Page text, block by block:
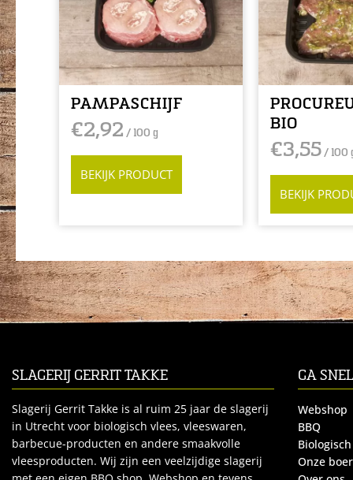
PAMPASCHIJF
€2,92 / 100 g
BEKIJK PRODUCT
BIO
€3,55/ 100
BEKIJK
SLAGERIJ GERRIT TAKKE
Slagerij Gerrit Takke is al ruim 25 jaar de slagerij
in Utrecht voor biologisch vlees, vleeswaren,
barbecue-producten en andere smaakvolle
vleesproducten. Wij zijn een veelzijdige slagerij
GA
Webshop
BBQ
Onze